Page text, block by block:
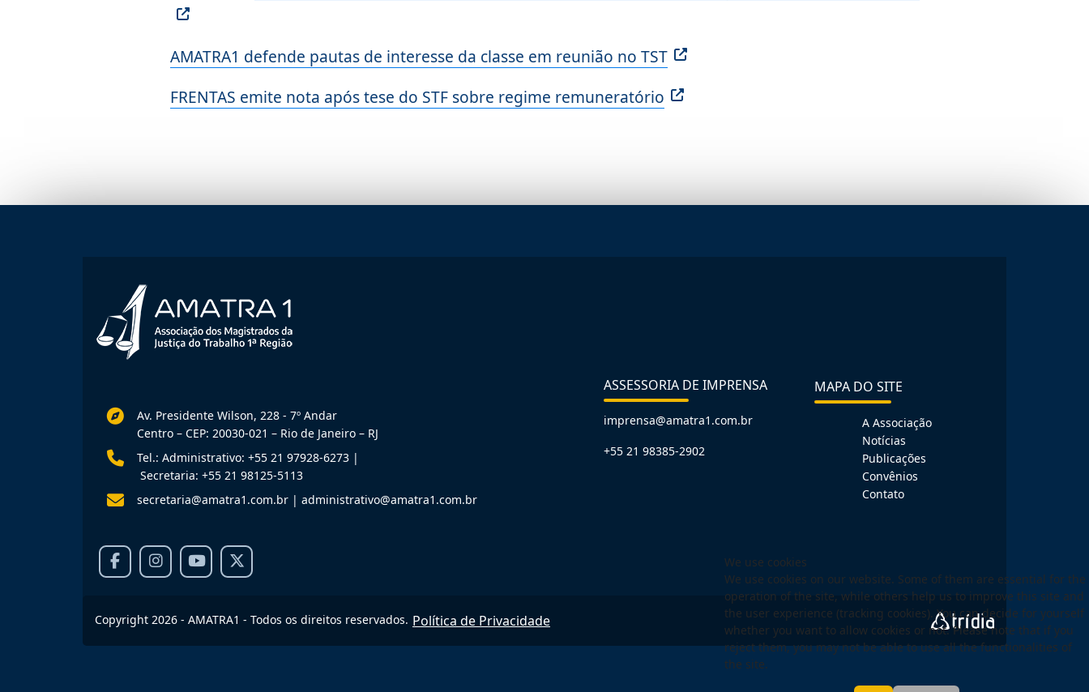
AMATRA1 defende pautas de interesse da classe em reunião no TST
FRENTAS emite nota após tese do STF sobre regime remuneratório
Av. Presidente Wilson, 228 - 7º Andar
Centro – CEP: 20030-021 – Rio de Janeiro – RJ
Tel.: Administrativo: +55 21 97928-6273 |
Secretaria: +55 21 98125-5113
secretaria@amatra1.com.br | administrativo@amatra1.com.br
ASSESSORIA DE IMPRENSA
imprensa@amatra1.com.br
+55 21 98385-2902
MAPA DO SITE
A Associação
Notícias
Publicações
Convênios
Contato
Copyright 2026 - AMATRA1 - Todos os direitos reservados. Política de Privacidade
We use cookies
We use cookies on our website. Some of them are essential for the
operation of the site, while others help us to improve this site and
the user experience (tracking cookies). You can decide for yourself
whether you want to allow cookies or not. Please note that if you
reject them, you may not be able to use all the functionalities of
the site.